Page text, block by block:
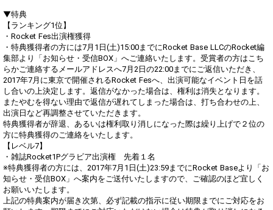
▼特典
【ランキング1位】
・Rocket Fes出演権獲得
・特典獲得者の方には7月1日(土)15:00までにRocket Base LLCのRocket編
集部より「お知らせ・受信BOX」へご連絡いたします。受賞者の方はこち
らかご連絡するメールアドレスへ7月2日の22:00までにご返信いただき、
2017年7月に東京で開催されるRocket Fesへ、出演可能なイベント日を話
し合いの上決定します。返信がなかった場合は、権利は消失となります。
またやむを得ない理由で返信が遅れてしまった場合は、打ち合わせの上、
出演日など再調整させていただきます。
特典獲得者が辞退、あるいは権利取り消しになった際は繰り上げで２位の
方に特典獲得のご連絡をいたします。
【レベル7】
・雑誌Rocket1Pグラビア出演権 先着１名
※特典獲得者の方には、2017年7月1日(土)23:59までにRocket Baseより「お
知らせ・受信BOX」へ案内をご送付いたしますので、ご確認のほど宜しく
お願いいたします。
上記の特典案内が届き次第、必ず記載の指示に従い期限までにご対応をお